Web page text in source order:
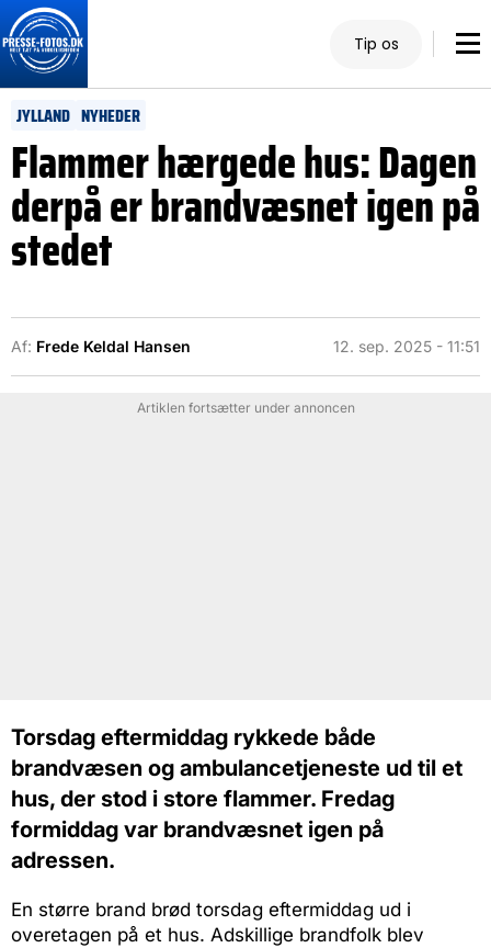
Tip os
JYLLAND NYHEDER
Flammer hærgede hus: Dagen
derpå er brandvæsnet igen på
stedet
Af: Frede Keldal Hansen 12. sep. 2025 - 11:51
Artiklen fortsætter under annoncen
Torsdag eftermiddag rykkede både
brandvæsen og ambulancetjeneste ud til et
hus, der stod i store flammer. Fredag
formiddag var brandvæsnet igen på
adressen.
En større brand brød torsdag eftermiddag ud i
overetagen på et hus. Adskillige brandfolk blev